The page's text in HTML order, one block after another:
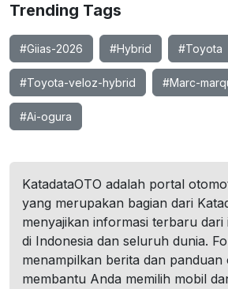
Trending Tags
#Giias-2026 #Hybrid #Toyota
#Toyota-veloz-hybrid #Marc-
#Ai-ogura
KatadataOTO adalah portal
yang merupakan bagian dari
menyajikan informasi terbaru
di Indonesia dan seluruh dunia.
menampilkan berita dan
membantu Anda memilih mobil